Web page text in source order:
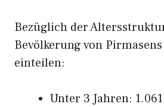
Bezüglich der
Bevölkerung von
einteilen:
Unter 3 Jahren: